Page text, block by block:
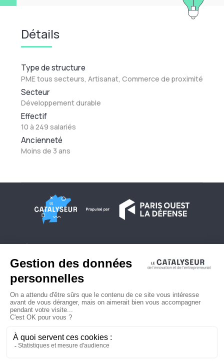
Détails
Type de structure
PME tous secteurs, Artisanat, Commerce de proximité
Secteur
Développement durable
Effectif
10 à 249 salariés
Ancienneté
Moins de 3 ans
Conditions générales d'utilisation
Contactez-nous
Politique de confidentialité
Plan du site
© 2026 Copyright - Le Catalyseur